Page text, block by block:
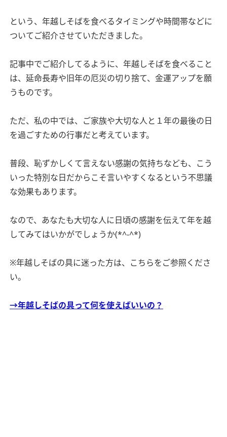
という、年越しそばを食べるタイミングや時間帯などに
ついてご紹介させていただきました。
記事中でご紹介してるように、年越しそばを食べること
は、延命長寿や旧年の厄災の切り捨て、金運アップを願
うものです。
ただ、私の中では、ご家族や大切な人と１年の最後の日
を過ごすための行事だと考えています。
普段、恥ずかしくて言えない感謝の気持ちなども、こう
いった特別な日だからこそ言いやすくなるという不思議
な効果もあります。
なので、あなたも大切な人に日頃の感謝を伝えて年を越
してみてはいかがでしょうか(*^-^*)
※年越しそばの具に迷った方は、こちらをご参照くださ
い。
→年越しそばの具って何を使えばいいの？